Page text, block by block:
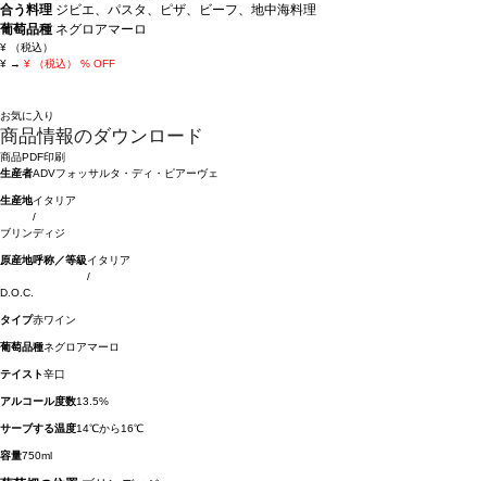
合う料理 ジビエ、パスタ、ピザ、ビーフ、地中海料理
葡萄品種 ネグロアマーロ
¥
（税込）
¥ → ¥ （税込） % OFF
お気に入り
商品情報のダウンロード
商品PDF印刷
生産者ADVフォッサルタ・ディ・ピアーヴェ
生産地イタリア
/
ブリンディジ
原産地呼称／等級イタリア
/
D.O.C.
タイプ赤ワイン
葡萄品種ネグロアマーロ
テイスト辛口
アルコール度数13.5%
サーブする温度14℃から16℃
容量750ml